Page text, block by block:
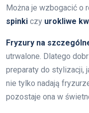
Można je wzbogacić o
spinki czy urokliwe
Fryzury na
utrwalone. Dlatego
preparaty do stylizacji,
nie tylko nadają
pozostaje ona w